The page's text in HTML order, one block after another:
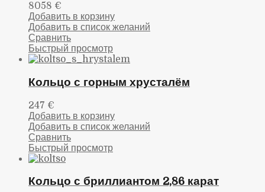
8058 €
Добавить в корзину
Добавить в список желаний
Сравнить
Быстрый просмотр
Кольцо с горным хрусталём
247 €
Добавить в корзину
Добавить в список желаний
Сравнить
Быстрый просмотр
Кольцо с бриллиантом 2,86 карат